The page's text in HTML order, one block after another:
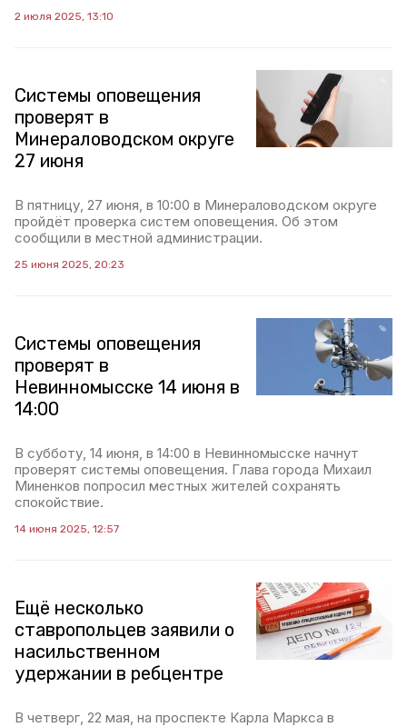
2 июля 2025, 13:10
Системы оповещения
проверят в
Минераловодском округе
27 июня
В пятницу, 27 июня, в 10:00 в Минераловодском округе
пройдёт проверка систем оповещения. Об этом
сообщили в местной администрации.
25 июня 2025, 20:23
Системы оповещения
проверят в
Невинномысске 14 июня в
14:00
В субботу, 14 июня, в 14:00 в Невинномысске начнут
проверят системы оповещения. Глава города Михаил
Миненков попросил местных жителей сохранять
спокойствие.
14 июня 2025, 12:57
Ещё несколько
ставропольцев заявили о
насильственном
удержании в ребцентре
В четверг, 22 мая, на проспекте Карла Маркса в